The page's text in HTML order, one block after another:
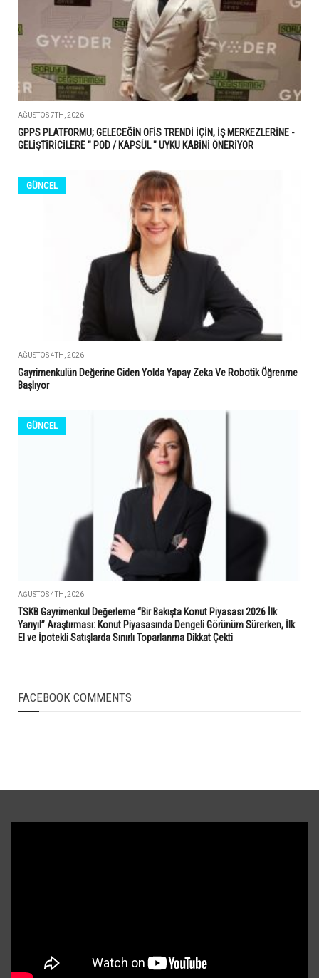
AĞUSTOS 7TH, 2026
GPPS PLATFORMU; GELECEĞİN OFİS TRENDİ İÇİN, İŞ MERKEZLERİNE -
GELİŞTİRİCİLERE " POD / KAPSÜL " UYKU KABİNİ ÖNERİYOR
GÜNCEL
AĞUSTOS 4TH, 2026
Gayrimenkulün Değerine Giden Yolda Yapay Zeka Ve Robotik Öğrenme
Başlıyor
GÜNCEL
AĞUSTOS 4TH, 2026
TSKB Gayrimenkul Değerleme “Bir Bakışta Konut Piyasası 2026 İlk
Yarıyıl” Araştırması: Konut Piyasasında Dengeli Görünüm Sürerken, İlk
El ve İpotekli Satışlarda Sınırlı Toparlanma Dikkat Çekti
FACEBOOK COMMENTS